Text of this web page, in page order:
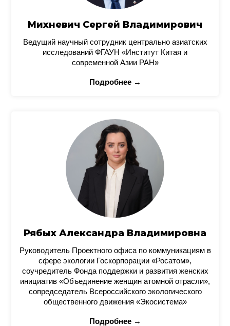
Михневич Сергей Владимирович
Ведущий научный сотрудник центрально азиатских
исследований ФГАУН «Институт Китая и
современной Азии РАН»
Подробнее →
Рябых Александра Владимировна
Руководитель Проектного офиса по коммуникациям в
сфере экологии Госкорпорации «Росатом»,
соучредитель Фонда поддержки и развития женских
инициатив «Объединение женщин атомной отрасли»,
сопредседатель Всероссийского экологического
общественного движения «Экосистема»
Подробнее →